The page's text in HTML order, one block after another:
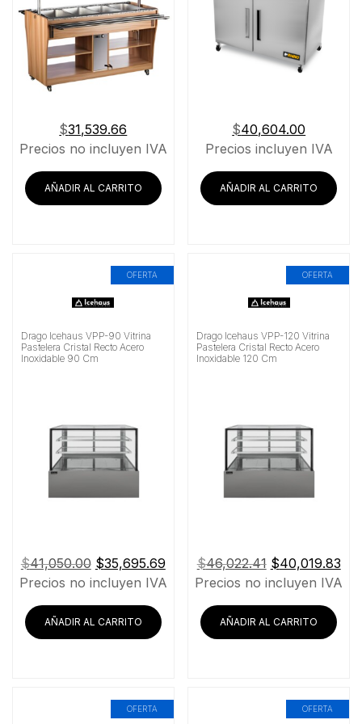
$31,539.66
Precios no incluyen IVA
AÑADIR AL CARRITO
$40,604.00
Precios incluyen IVA
AÑADIR AL CARRITO
OFERTA
Drago Icehaus VPP-90 Vitrina
Pastelera Cristal Recto Acero
Inoxidable 90 Cm
$41,050.00 El
precio
original
era:
$41,050.00.
$35,695.69El
precio
$35,695.69.
Precios no incluyen IVA
AÑADIR AL CARRITO
OFERTA
Drago Icehaus VPP-120 Vitrina
Pastelera Cristal Recto Acero
Inoxidable 120 Cm
$46,022.41 El
precio
original
era:
$46,022.41.
$40,019.83El
Precios no incluyen IVA
AÑADIR AL CARRITO
OFERTA OFERTA